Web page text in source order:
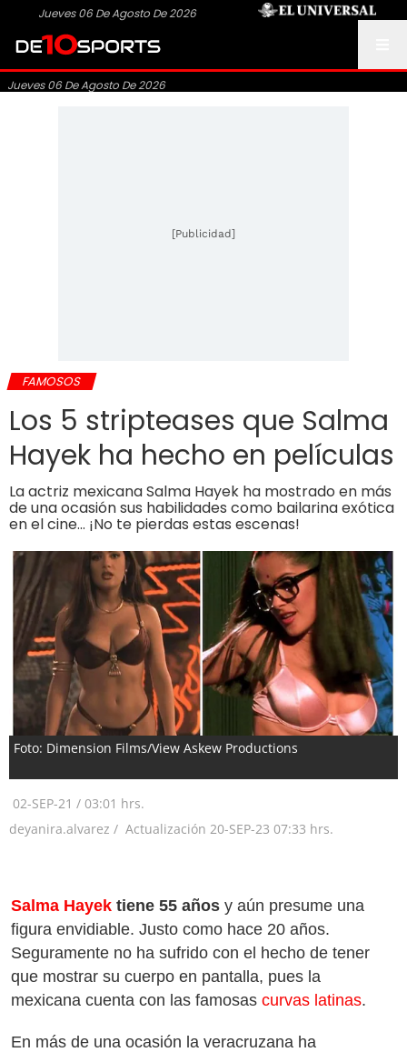
Jueves 06 De Agosto De 2026
Jueves 06 De Agosto De 2026
[Publicidad]
FAMOSOS
Los 5 stripteases que Salma
Hayek ha hecho en películas
La actriz mexicana Salma Hayek ha mostrado en más
de una ocasión sus habilidades como bailarina exótica
en el cine… ¡No te pierdas estas escenas!
Foto: Dimension Films/View Askew Productions
02-SEP-21 / 03:01 hrs.
deyanira.alvarez / Actualización 20-SEP-23 07:33 hrs.
Salma Hayek tiene 55 años y aún presume una
figura envidiable. Justo como hace 20 años.
Seguramente no ha sufrido con el hecho de tener
que mostrar su cuerpo en pantalla, pues la
mexicana cuenta con las famosas curvas latinas.
En más de una ocasión la veracruzana ha